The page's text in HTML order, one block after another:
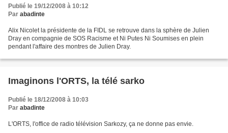
Publié le 19/12/2008 à 10:12
Par abadinte
Alix Nicolet la présidente de la FIDL se retrouve dans la sphère de Julien
Dray en compagnie de SOS Racisme et Ni Putes Ni Soumises en plein
pendant l'affaire des montres de Julien Dray.
Imaginons l'ORTS, la télé sarko
Publié le 18/12/2008 à 10:03
Par abadinte
L'ORTS, l'office de radio télévision Sarkozy, ça ne donne pas envie.